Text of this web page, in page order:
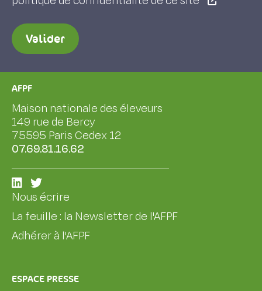
Valider
AFPF
Maison nationale des éleveurs
149 rue de Bercy
75595 Paris Cedex 12
07.69.81.16.62
Nous écrire
La feuille : la Newsletter de l'AFPF
Adhérer à l'AFPF
ESPACE PRESSE